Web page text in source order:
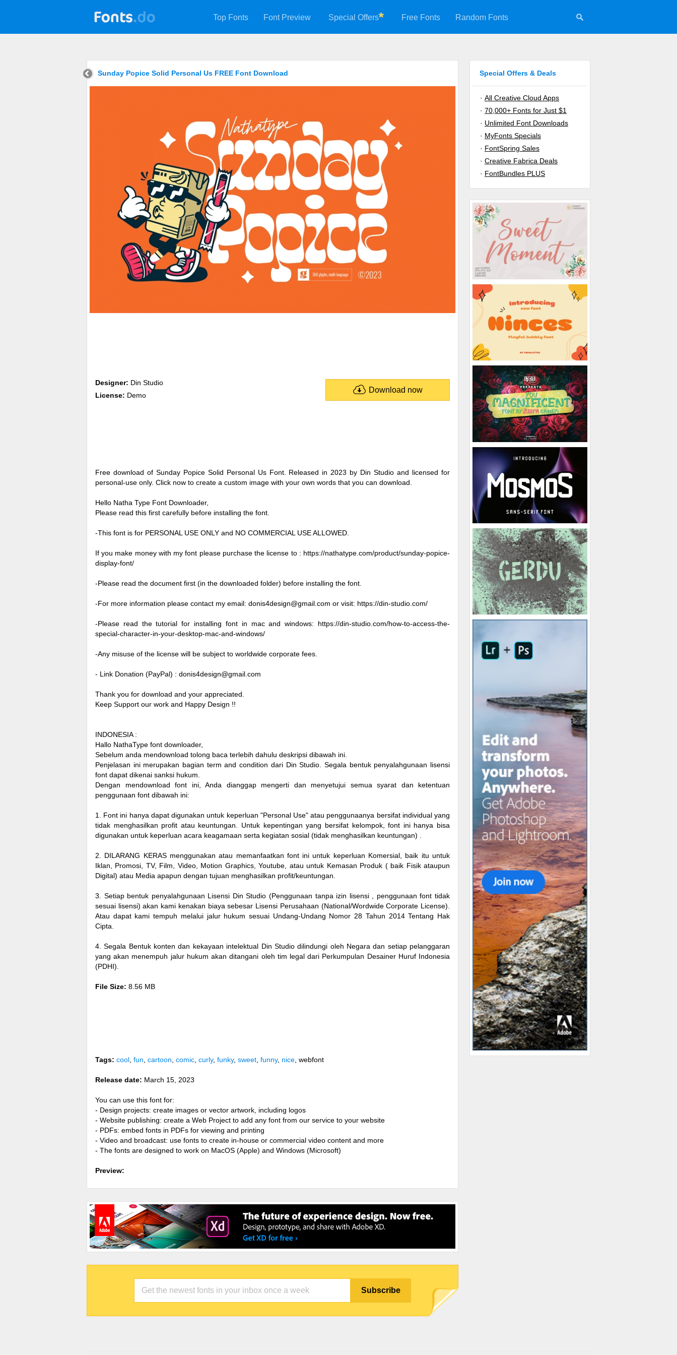
Top Fonts Font Preview Special Offers Free Fonts Random Fonts
Sunday Popice Solid Personal Us FREE Font Download
Download now
Designer: Din Studio
License: Demo
Free download of Sunday Popice Solid Personal Us Font. Released in 2023 by Din Studio and licensed for
personal-use only. Click now to create a custom image with your own words that you can download.
Hello Natha Type Font Downloader,
Please read this first carefully before installing the font.
-This font is for PERSONAL USE ONLY and NO COMMERCIAL USE ALLOWED.
If you make money with my font please purchase the license to : https://nathatype.com/product/sunday-popice-
display-font/
-Please read the document first (in the downloaded folder) before installing the font.
-For more information please contact my email: donis4design@gmail.com or visit: https://din-studio.com/
-Please read the tutorial for installing font in mac and windows: https://din-studio.com/how-to-access-the-
special-character-in-your-desktop-mac-and-windows/
-Any misuse of the license will be subject to worldwide corporate fees.
- Link Donation (PayPal) : donis4design@gmail.com
Thank you for download and your appreciated.
Keep Support our work and Happy Design !!
INDONESIA :
Hallo NathaType font downloader,
Sebelum anda mendownload tolong baca terlebih dahulu deskripsi dibawah ini.
Penjelasan ini merupakan bagian term and condition dari Din Studio. Segala bentuk penyalahgunaan lisensi
font dapat dikenai sanksi hukum.
Dengan mendownload font ini, Anda dianggap mengerti dan menyetujui semua syarat dan ketentuan
penggunaan font dibawah ini:
1. Font ini hanya dapat digunakan untuk keperluan "Personal Use" atau penggunaanya bersifat individual yang
tidak menghasilkan profit atau keuntungan. Untuk kepentingan yang bersifat kelompok, font ini hanya bisa
digunakan untuk keperluan acara keagamaan serta kegiatan sosial (tidak menghasilkan keuntungan) .
2. DILARANG KERAS menggunakan atau memanfaatkan font ini untuk keperluan Komersial, baik itu untuk
Iklan, Promosi, TV, Film, Video, Motion Graphics, Youtube, atau untuk Kemasan Produk ( baik Fisik ataupun
Digital) atau Media apapun dengan tujuan menghasilkan profit/keuntungan.
3. Setiap bentuk penyalahgunaan Lisensi Din Studio (Penggunaan tanpa izin lisensi , penggunaan font tidak
sesuai lisensi) akan kami kenakan biaya sebesar Lisensi Perusahaan (National/Wordwide Corporate License).
Atau dapat kami tempuh melalui jalur hukum sesuai Undang-Undang Nomor 28 Tahun 2014 Tentang Hak
Cipta.
4. Segala Bentuk konten dan kekayaan intelektual Din Studio dilindungi oleh Negara dan setiap pelanggaran
yang akan menempuh jalur hukum akan ditangani oleh tim legal dari Perkumpulan Desainer Huruf Indonesia
(PDHI).
File Size: 8.56 MB
Tags: cool fun cartoon comic curly, funky, sweet funny, nice , webfont
Release date: March 15, 2023
You can use this font for:
- Design projects: create images or vector artwork, including logos
- Website publishing: create a Web Project to add any font from our service to your website
- PDFs: embed fonts in PDFs for viewing and printing
- Video and broadcast: use fonts to create in-house or commercial video content and more
- The fonts are designed to work on MacOS (Apple) and Windows (Microsoft)
Preview:
Special Offers & Deals
· All Creative Cloud Apps
· 70,000+ Fonts for Just $1
· Unlimited Font Downloads
· MyFonts Specials
· FontSpring Sales
· Creative Fabrica Deals
· FontBundles PLUS